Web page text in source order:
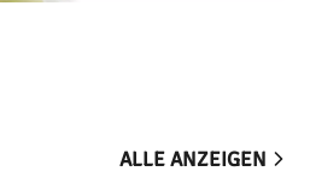
ALLE ANZEIGEN